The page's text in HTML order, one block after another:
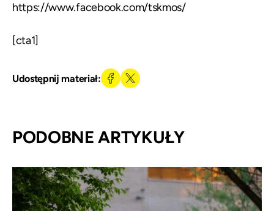
https://www.facebook.com/tskmos/
[cta1]
Udostępnij materiał:
PODOBNE ARTYKUŁY